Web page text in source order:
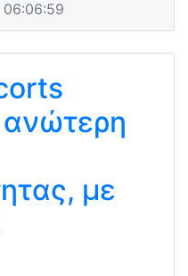
με